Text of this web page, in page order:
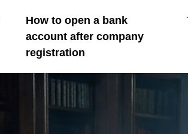
How to open a bank
account after company
registration